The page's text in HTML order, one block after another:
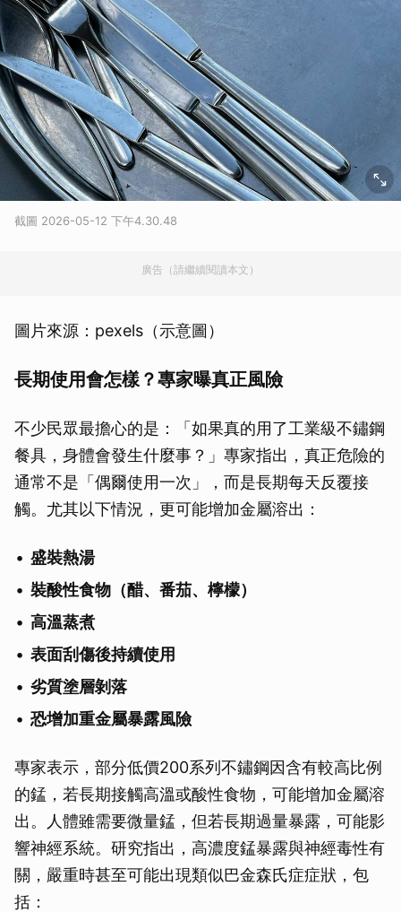
截圖 2026-05-12 下午4.30.48
廣告（請繼續閱讀本文）
圖片來源：pexels（示意圖）
長期使用會怎樣？專家曝真正風險
不少民眾最擔心的是：「如果真的用了工業級不鏽鋼
餐具，身體會發生什麼事？」專家指出，真正危險的
通常不是「偶爾使用一次」，而是長期每天反覆接
觸。尤其以下情況，更可能增加金屬溶出：
盛裝熱湯
裝酸性食物（醋、番茄、檸檬）
高溫蒸煮
表面刮傷後持續使用
劣質塗層剝落
恐增加重金屬暴露風險
專家表示，部分低價200系列不鏽鋼因含有較高比例
的錳，若長期接觸高溫或酸性食物，可能增加金屬溶
出。人體雖需要微量錳，但若長期過量暴露，可能影
響神經系統。研究指出，高濃度錳暴露與神經毒性有
關，嚴重時甚至可能出現類似巴金森氏症症狀，包
括：